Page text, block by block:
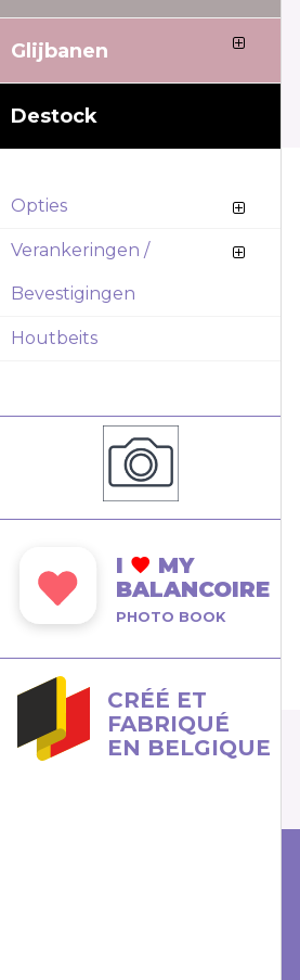
Glijbanen
Destock
Opties
Verankeringen /
Bevestigingen
Houtbeits
I
MY
BALANCOIRE
PHOTO BOOK
CRÉÉ ET
FABRIQUÉ
EN BELGIQUE